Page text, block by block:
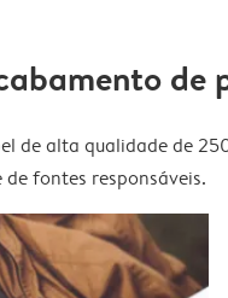
de
de alta qualidade de
fontes responsáveis.